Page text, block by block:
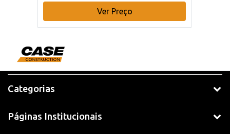
Ver Preço
Categorias
Páginas Institucionais